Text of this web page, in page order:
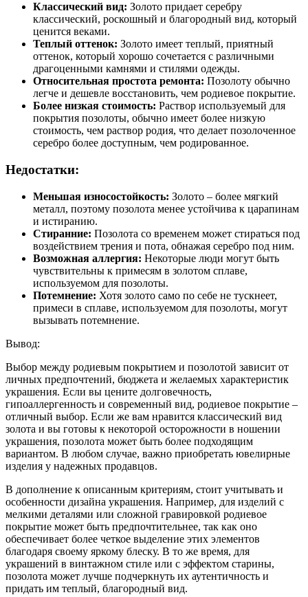
Классический вид: Золото придает серебру
классический, роскошный и благородный вид, который
ценится веками.
Теплый оттенок: Золото имеет теплый, приятный
оттенок, который хорошо сочетается с различными
драгоценными камнями и стилями одежды.
Относительная простота ремонта: Позолоту обычно
легче и дешевле восстановить, чем родиевое покрытие.
Более низкая стоимость: Раствор используемый для
покрытия позолоты, обычно имеет более низкую
стоимость, чем раствор родия, что делает позолоченное
серебро более доступным, чем родированное.
Недостатки:
Меньшая износостойкость: Золото – более мягкий
металл, поэтому позолота менее устойчива к царапинам
и истиранию.
Стиранние: Позолота со временем может стираться под
воздействием трения и пота, обнажая серебро под ним.
Возможная аллергия: Некоторые люди могут быть
чувствительны к примесям в золотом сплаве,
используемом для позолоты.
Потемнение: Хотя золото само по себе не тускнеет,
примеси в сплаве, используемом для позолоты, могут
вызывать потемнение.
Вывод:
Выбор между родиевым покрытием и позолотой зависит от
личных предпочтений, бюджета и желаемых характеристик
украшения. Если вы цените долговечность,
гипоаллергенность и современный вид, родиевое покрытие –
отличный выбор. Если же вам нравится классический вид
золота и вы готовы к некоторой осторожности в ношении
украшения, позолота может быть более подходящим
вариантом. В любом случае, важно приобретать ювелирные
изделия у надежных продавцов.
В дополнение к описанным критериям, стоит учитывать и
особенности дизайна украшения. Например, для изделий с
мелкими деталями или сложной гравировкой родиевое
покрытие может быть предпочтительнее, так как оно
обеспечивает более четкое выделение этих элементов
благодаря своему яркому блеску. В то же время, для
украшений в винтажном стиле или с эффектом старины,
позолота может лучше подчеркнуть их аутентичность и
придать им теплый, благородный вид.